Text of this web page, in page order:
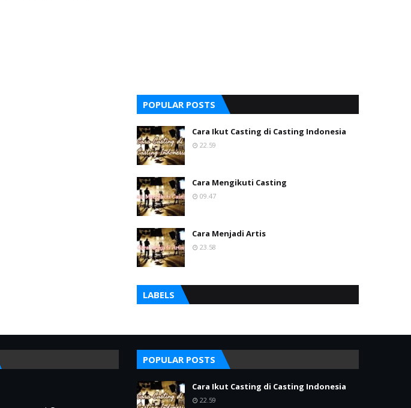
POPULAR POSTS
Cara Ikut Casting di Casting Indonesia
22.59
Cara Mengikuti Casting
09.47
Cara Menjadi Artis
23.58
LABELS
POPULAR POSTS
Cara Ikut Casting di Casting Indonesia
22.59